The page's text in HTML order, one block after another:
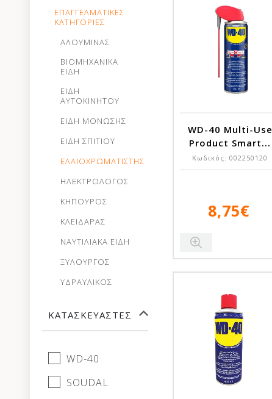
ΕΠΑΓΓΕΛΜΑΤΙΚΕΣ
ΚΑΤΗΓΟΡΙΕΣ
ΑΛΟΥΜΙΝΑΣ
ΒΙΟΜΗΧΑΝΙΚΑ
ΕΙΔΗ
ΕΙΔΗ
ΑΥΤΟΚΙΝΗΤΟΥ
ΕΙΔΗ ΜΟΝΩΣΗΣ
ΕΙΔΗ ΣΠΙΤΙΟΥ
ΕΛΑΙΟΧΡΩΜΑΤΙΣΤΗΣ
ΗΛΕΚΤΡΟΛΟΓΟΣ
ΚΗΠΟΥΡΟΣ
ΚΛΕΙΔΑΡΑΣ
ΝΑΥΤΙΛΙΑΚΑ ΕΙΔΗ
ΞΥΛΟΥΡΓΟΣ
ΥΔΡΑΥΛΙΚΟΣ
ΚΑΤΑΣΚΕΥΑΣΤΈΣ
WD-40
SOUDAL
WD-40 Multi-Use
Product Smart...
Κωδικός:002250120
8,75€